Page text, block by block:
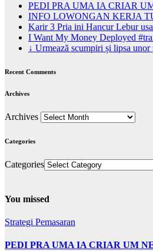
PEDI PRA UMA IA CRIAR
INFO LOWONGAN KERJA
Karir 3 Pria ini Hancur Lebur
I Want My Money Deployed
↓ Urmează scumpiri și lipsa unor
Recent Comments
Archives
Archives
Categories
Categories
You missed
Strategi Pemasaran
PEDI PRA UMA IA CRIAR UM